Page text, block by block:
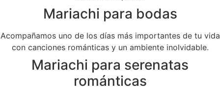
Mariachi para bodas
Acompañamos uno de los días más importantes de tu vida
con canciones románticas y un ambiente inolvidable.
Mariachi para serenatas
románticas